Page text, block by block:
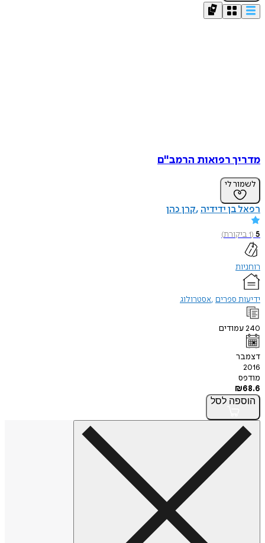
מדריך רפואות הרמב"ם
לשמור לי
רפאל בן ידידיה קרן כהן
5
(
1ביקורת)
רוחניות
ידיעות ספרים אסטרולוג
240עמודים
דצמבר
2016
מודפס
₪68.6
הוספה לסל